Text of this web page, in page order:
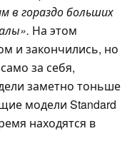
в гораздо больших
На этом
и закончились, но
за себя,
заметно тоньше
модели Standard
находятся в